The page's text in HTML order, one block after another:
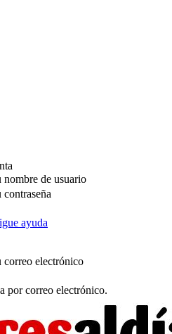
nombre de usuario
contraseña
ayuda
correo electrónico
por correo electrónico.